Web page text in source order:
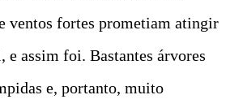
ventos fortes prometiam atingir
assim foi. Bastantes árvores
e, portanto, muito